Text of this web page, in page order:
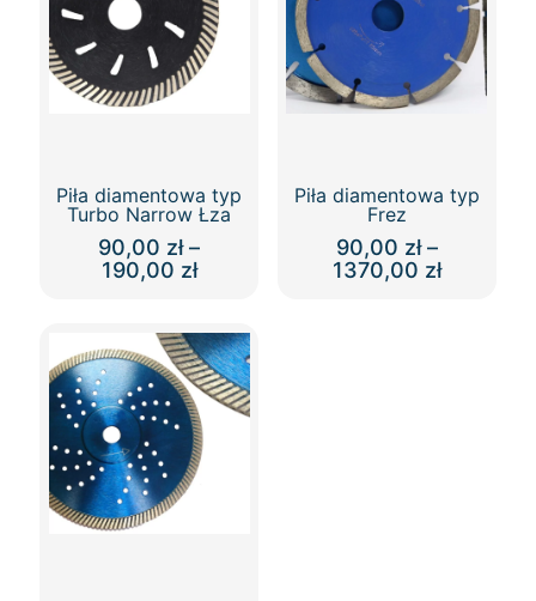
Piła diamentowa typ
Turbo Narrow Łza
90,00 zł –
190,00 złZakres
90,00 zł
do
190,00 zł
ma
wiele
wariantów.
Opcje
można
wybrać
na
stronie
produktu
Piła diamentowa typ
Frez
90,00 zł –
1370,00 złZakres